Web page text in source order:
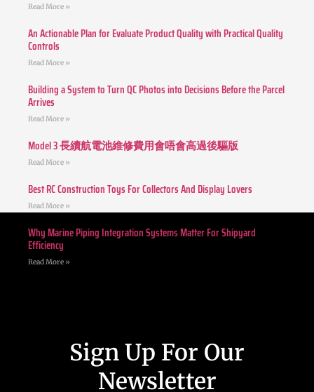
Read More »
An Actionable Plan for Evaluate Product Quality with Practical Quality
Controls
Read More »
Building a System to Turn QC Photos into Decisions Before the Parcel
Arrives
Read More »
Model 3 長續航電池維修費用會唔會高過後驅版
Read More »
Best RC Construction Toys For Collectors And Display Lovers
Read More »
Why Marine Piping Integration Systems Matter For Shipyard
Efficiency
Read More »
Sign Up For Our
Newsletter